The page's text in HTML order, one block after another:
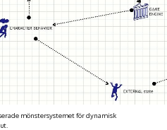
mönstersystemet för dynamisk